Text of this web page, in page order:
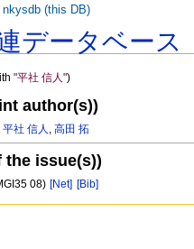
データベース
"平社 信人")
author(s))
平社 信人 ,高田 拓
the issue(s))
08) [Net] [Bib]
nkysdb (this DB)